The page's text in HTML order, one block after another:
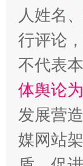
招
人姓名
行评论
不代表
体舆论
发展营
媒网站